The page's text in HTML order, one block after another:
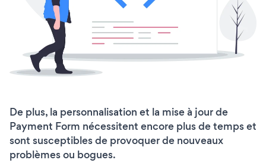
De plus, la personnalisation et la mise à jour de
Payment Form nécessitent encore plus de temps et
sont susceptibles de provoquer de nouveaux
problèmes ou bogues.